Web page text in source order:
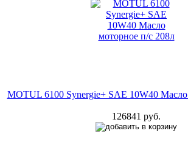
MOTUL 6100 Synergie+ SAE 10W40
126841 руб.